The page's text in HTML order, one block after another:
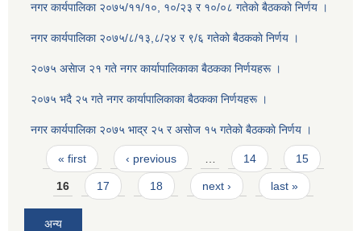
नगर कार्यपालिका २०७५/११/१०, १०/२३ र १०/०८ गतेकाे बैठककाे निर्णय ।
नगर कार्यपालिका २०७५/८/१३,८/२४ र ९/६ गतेकाे बैठककाे निर्णय ।
२०७५ असेाज २१ गते नगर कार्यापालिकाका बैठकका निर्णयहरू ।
२०७५ भदै २५ गते नगर कार्यापालिकाका बैठकका निर्णयहरू ।
नगर कार्यपालिका २०७५ भाद्र २५ र असाेज १५ गतेकाे बैठककाे निर्णय ।
Pages
« first ‹ previous … 14 15
16 17 18 next › last »
अन्य